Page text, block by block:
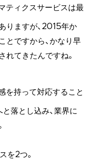
ティクスサービスは最
りますが、2015年か
とですから、かなり早
れてきたんですね。
を持って対応すること
落とし込み、業界に
を2つ。